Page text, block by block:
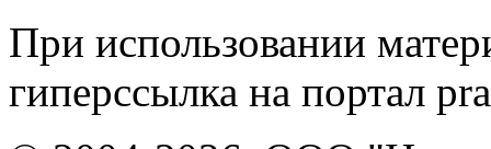
При использовании
гиперссылка на портал